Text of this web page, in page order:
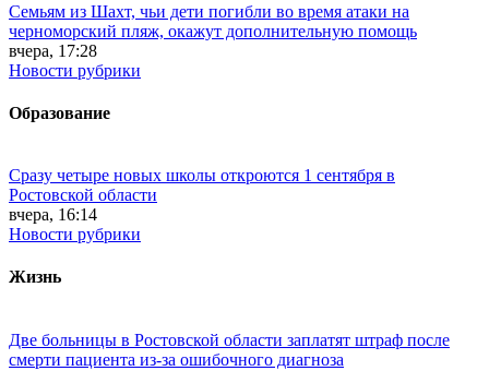
Семьям из Шахт, чьи дети погибли во время атаки на
черноморский пляж, окажут дополнительную помощь
вчера, 17:28
Новости рубрики
Образование
Сразу четыре новых школы откроются 1 сентября в
Ростовской области
вчера, 16:14
Новости рубрики
Жизнь
Две больницы в Ростовской области заплатят штраф после
смерти пациента из-за ошибочного диагноза